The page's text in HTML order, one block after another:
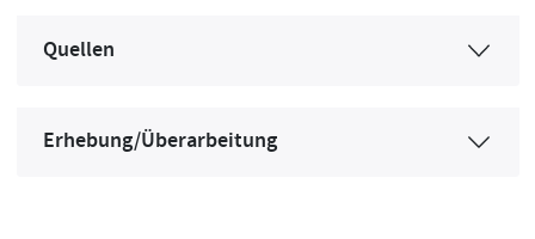
Quellen
Erhebung/Überarbeitung